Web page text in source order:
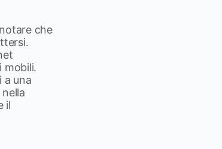
che
mobili.
a una
il